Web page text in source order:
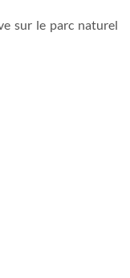
sur le parc naturel